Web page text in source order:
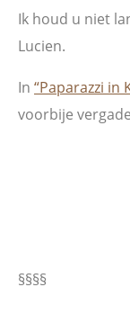
Ik houd u niet
Lucien.
In “Paparazzi in
voorbije
§§§§